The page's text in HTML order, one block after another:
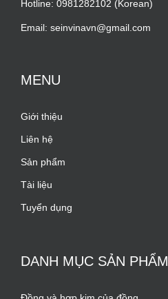
Hotline: 0981282102 (Korean)
Email: seinvinavn@gmail.com
MENU
Giới thiệu
Liên hệ
Sản phẩm
Tài liệu
Tuyển dụng
DANH MỤC SẢN PHẨM